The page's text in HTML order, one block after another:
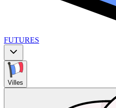
FUTURES
Villes